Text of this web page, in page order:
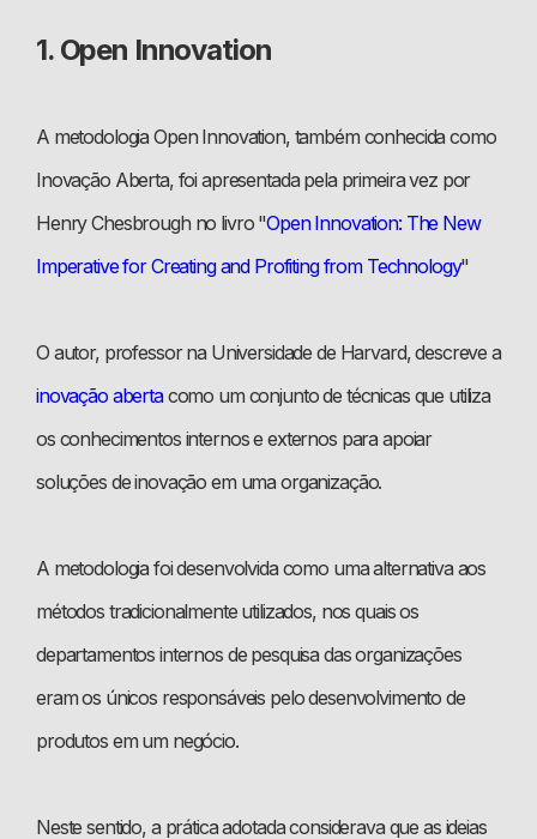
1. Open Innovation
A metodologia Open Innovation, também conhecida como
Inovação Aberta, foi apresentada pela primeira vez por
Henry Chesbrough no livro "Open Innovation: The New
Imperative for Creating and Profiting from Technology"
O autor, professor na Universidade de Harvard, descreve a
inovação abertacomo um conjunto de técnicas que utiliza
os conhecimentos internos e externos para apoiar
soluções de inovação em uma organização.
A metodologia foi desenvolvida como uma alternativa aos
métodos tradicionalmente utilizados, nos quais os
departamentos internos de pesquisa das organizações
eram os únicos responsáveis pelo desenvolvimento de
produtos em um negócio.
Neste sentido, a prática adotada considerava que as ideias